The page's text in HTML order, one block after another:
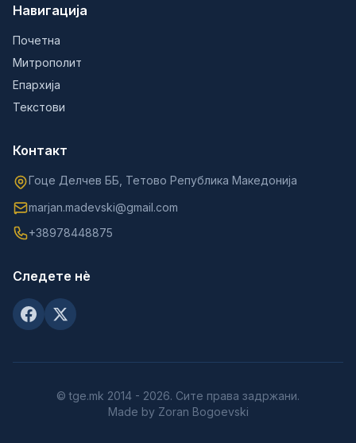
Навигација
Почетна
Митрополит
Епархија
Текстови
Контакт
Гоце Делчев ББ, Тетово Република Македонија
marjan.madevski@gmail.com
+38978448875
Следете нè
© tge.mk 2014 - 2026. Сите права задржани.
Made by Zoran Bogoevski